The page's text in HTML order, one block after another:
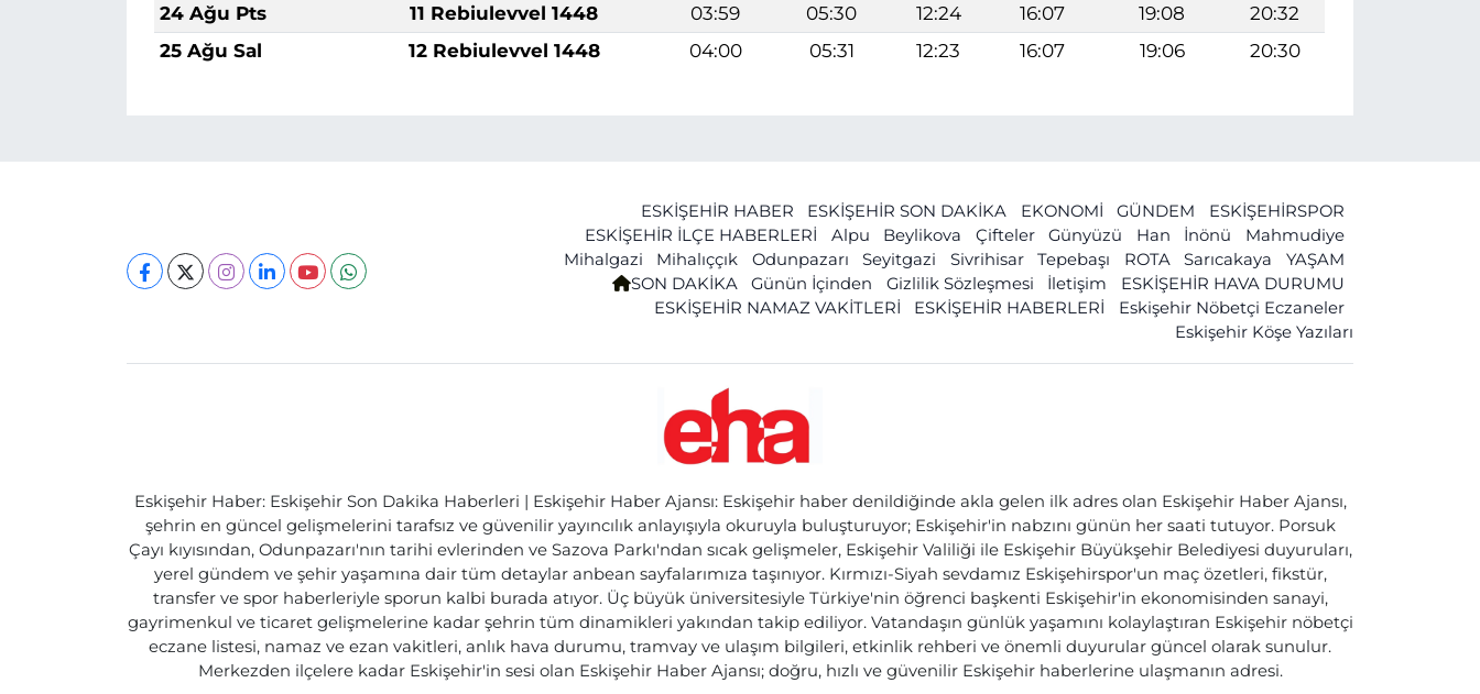
24 Ağu Pts
11 Rebiulevvel 1448 03:59 05:30 12:24 16:07 19:08
20:32
25 Ağu Sal
12 Rebiulevvel 1448 04:00 05:31 12:23 16:07 19:06 20:30
ESKİŞEHİR HABER ESKİŞEHİR SON DAKİKA EKONOMİ GÜNDEM
ESKİŞEHİRSPOR
ESKİŞEHİR İLÇE HABERLERİ
Alpu Beylikova Çifteler Günyüzü Han İnönü
Mahmudiye
Mihalgazi
Mihalıççık Odunpazarı Seyitgazi Sivrihisar Tepebaşı ROTA Sarıcakaya
YAŞAM
SON DAKİKA
Günün İçinden Gizlilik Sözleşmesi İletişim
ESKİŞEHİR HAVA DURUMU
ESKİŞEHİR NAMAZ VAKİTLERİ
ESKİŞEHİR HABERLERİ
Eskişehir Nöbetçi Eczaneler
Eskişehir Köşe Yazıları
Eskişehir Haber: Eskişehir Son Dakika Haberleri | Eskişehir Haber Ajansı: Eskişehir haber denildiğinde akla gelen ilk adres olan Eskişehir Haber Ajansı,
şehrin en güncel gelişmelerini tarafsız ve güvenilir yayıncılık anlayışıyla okuruyla buluşturuyor; Eskişehir'in nabzını günün her saati tutuyor. Porsuk
Çayı kıyısından, Odunpazarı'nın tarihi evlerinden ve Sazova Parkı'ndan sıcak gelişmeler, Eskişehir Valiliği ile Eskişehir Büyükşehir Belediyesi duyuruları,
yerel gündem ve şehir yaşamına dair tüm detaylar anbean sayfalarımıza taşınıyor. Kırmızı-Siyah sevdamız Eskişehirspor'un maç özetleri, fikstür,
transfer ve spor haberleriyle sporun kalbi burada atıyor. Üç büyük üniversitesiyle Türkiye'nin öğrenci başkenti Eskişehir'in ekonomisinden sanayi,
gayrimenkul ve ticaret gelişmelerine kadar şehrin tüm dinamikleri yakından takip ediliyor. Vatandaşın günlük yaşamını kolaylaştıran Eskişehir nöbetçi
eczane listesi, namaz ve ezan vakitleri, anlık hava durumu, tramvay ve ulaşım bilgileri, etkinlik rehberi ve önemli duyurular güncel olarak sunulur.
Merkezden ilçelere kadar Eskişehir'in sesi olan Eskişehir Haber Ajansı; doğru, hızlı ve güvenilir Eskişehir haberlerine ulaşmanın adresi.